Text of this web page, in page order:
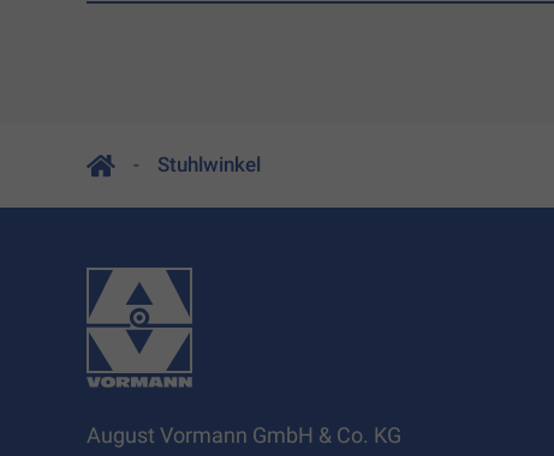
Stuhlwinkel
August Vormann GmbH & Co. KG